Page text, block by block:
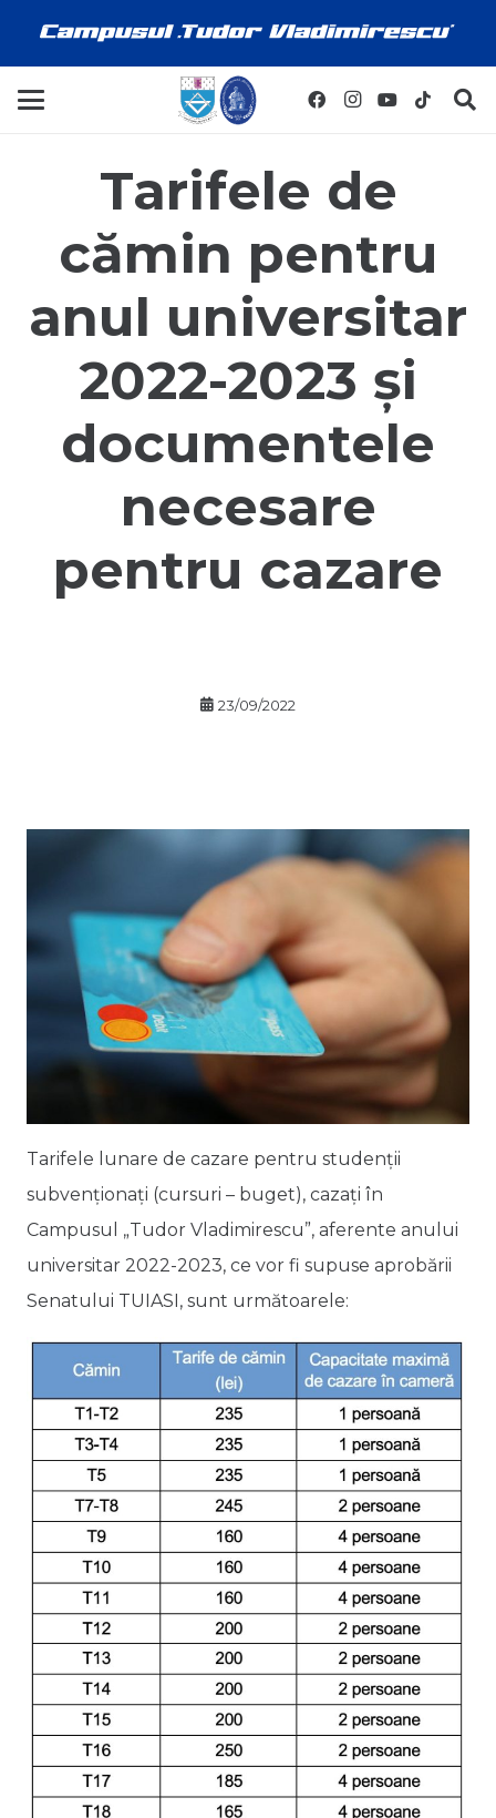
Tarifele de
cămin pentru
anul universitar
2022-2023 și
documentele
necesare
pentru cazare
23/09/2022
Tarifele lunare de cazare pentru studenții
subvenționați (cursuri – buget), cazați în
Campusul „Tudor Vladimirescu”, aferente anului
universitar 2022-2023, ce vor fi supuse aprobării
Senatului TUIASI, sunt următoarele: